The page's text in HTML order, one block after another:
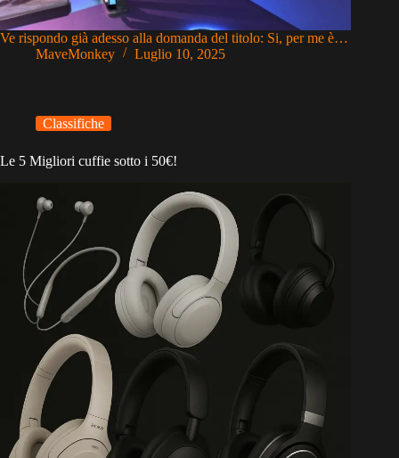
Ve rispondo già adesso alla domanda del titolo: Si, per me è…
MaveMonkey
Luglio 10, 2025
Classifiche
Le 5 Migliori cuffie sotto i 50€!